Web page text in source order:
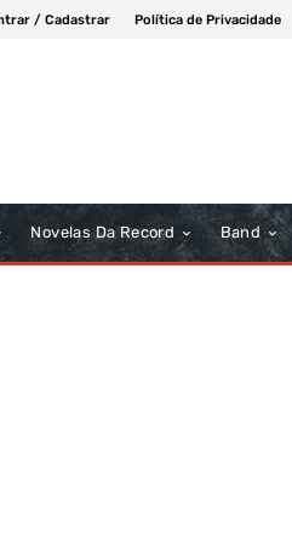
/ Cadastrar Política de Privacidade
Novelas Da Record Band